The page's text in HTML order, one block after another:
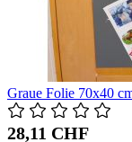
Graue Folie 70x40
28,11 CHF